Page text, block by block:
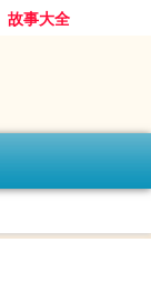
故事大全